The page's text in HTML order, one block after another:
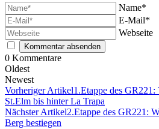
Name*
E-Mail*
Webseite
0 Kommentare
Oldest
Newest
Vorheriger Artikel1.Etappe des
St.Elm bis hinter La Trapa
Nächster Artikel2.Etappe des GR221:
Berg bestiegen